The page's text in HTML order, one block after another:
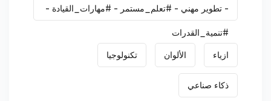
- تطوير مهني - #تعلم_مستمر - #مهارات_القيادة -
#تنمية_القدرات
ازياء الألوان تكنولوجيا
ذكاء صناعي